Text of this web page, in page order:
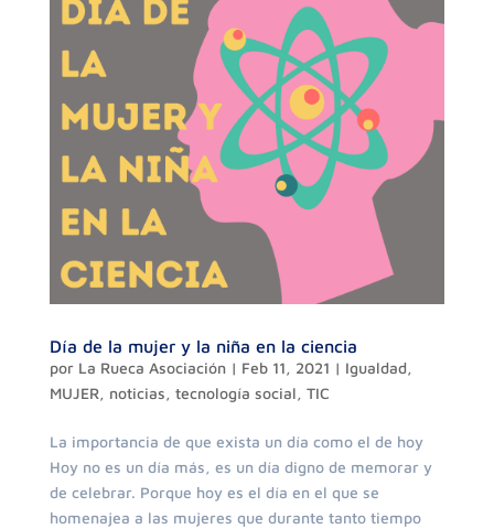
Día de la mujer y la niña en la ciencia
por La Rueca Asociación| Feb 11, 2021 | Igualdad,
MUJER, noticias, tecnología social, TIC
La importancia de que exista un día como el de hoy
Hoy no es un día más, es un día digno de memorar y
de celebrar. Porque hoy es el día en el que se
homenajea a las mujeres que durante tanto tiempo